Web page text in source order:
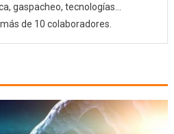
gaspacheo, tecnologías…
de 10 colaboradores.